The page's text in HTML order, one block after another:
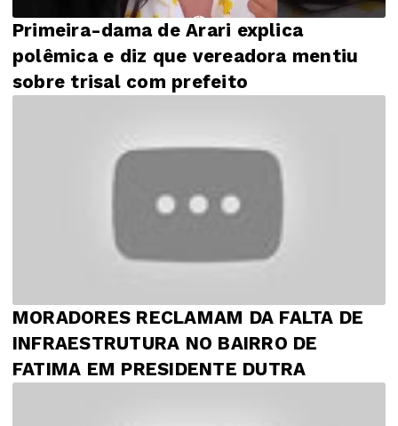
Primeira-dama de Arari explica
polêmica e diz que vereadora mentiu
sobre trisal com prefeito
MORADORES RECLAMAM DA FALTA DE
INFRAESTRUTURA NO BAIRRO DE
FATIMA EM PRESIDENTE DUTRA